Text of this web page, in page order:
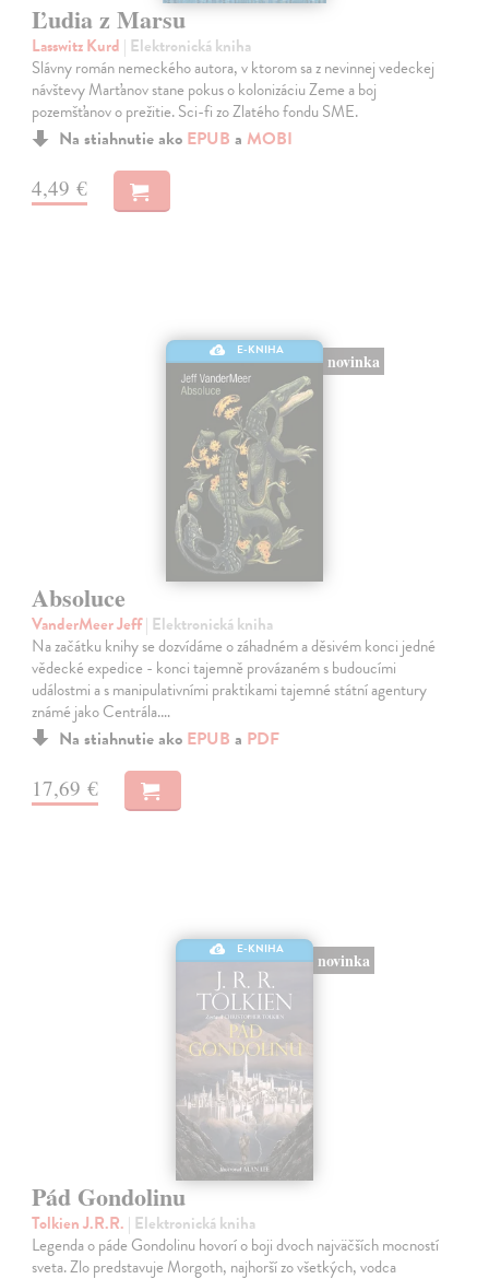
Ľudia z Marsu
Lasswitz Kurd | Elektronická kniha
Slávny román nemeckého autora, v ktorom sa z nevinnej vedeckej
návštevy Marťanov stane pokus o kolonizáciu Zeme a boj
pozemšťanov o prežitie. Sci-fi zo Zlatého fondu SME.
Na stiahnutie ako EPUB a MOBI
4,49 €
E-KNIHA
novinka
Absoluce
VanderMeer Jeff| Elektronická kniha
Na začátku knihy se dozvídáme o záhadném a děsivém konci jedné
vědecké expedice - konci tajemně provázaném s budoucími
událostmi a s manipulativními praktikami tajemné státní agentury
známé jako Centrála.…
Na stiahnutie ako EPUB a PDF
17,69 €
E-KNIHA
novinka
Pád Gondolinu
Tolkien J.R.R. | Elektronická kniha
Legenda o páde Gondolinu hovorí o boji dvoch najväčších mocností
sveta. Zlo predstavuje Morgoth, najhorší zo všetkých, vodca